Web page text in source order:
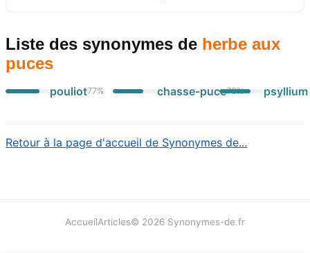
Liste des synonymes de herbe aux
puces
pouliot77% chasse-puce70%
Retour à la page d'accueil de Synonymes de...
AccueilArticles© 2026 Synonymes-de.fr